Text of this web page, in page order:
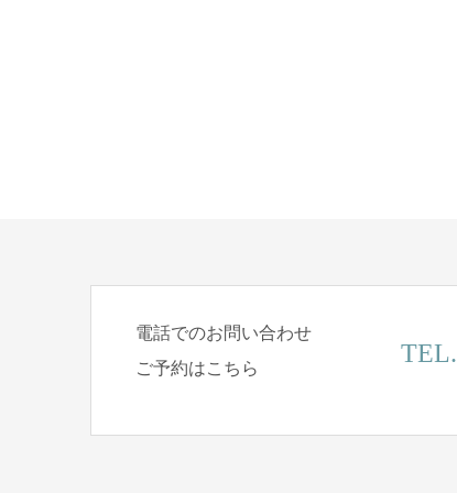
電話でのお問い合わせ
ご予約はこちら
TEL.